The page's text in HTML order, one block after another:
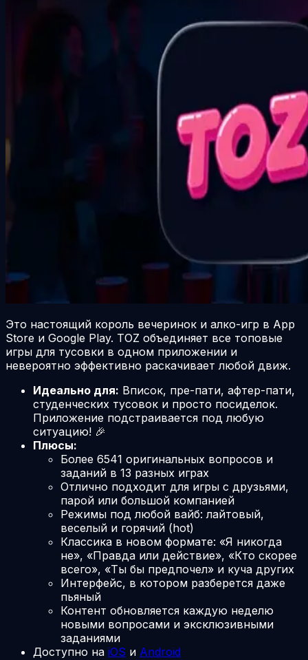
Это настоящий король вечеринок и алко-игр в App
Store и Google Play. TOZ объединяет все топовые
игры для тусовки в одном приложении и
невероятно эффективно раскачивает любой движ.
Идеально для: Вписок, пре-пати, афтер-пати,
студенческих тусовок и просто посиделок.
Приложение подстраивается под любую
ситуацию! 🎉
Плюсы:
Более 6541 оригинальных вопросов и
заданий в 13 разных играх
Отлично подходит для игры с друзьями,
парой или большой компанией
Режимы под любой вайб: лайтовый,
веселый и горячий (hot)
Классика в новом формате: «Я никогда
не», «Правда или действие», «Кто скорее
всего», «Ты бы предпочел» и куча других
Интерфейс, в котором разберется даже
пьяный
Контент обновляется каждую неделю
новыми вопросами и эксклюзивными
заданиями
Доступно на iOS и Android